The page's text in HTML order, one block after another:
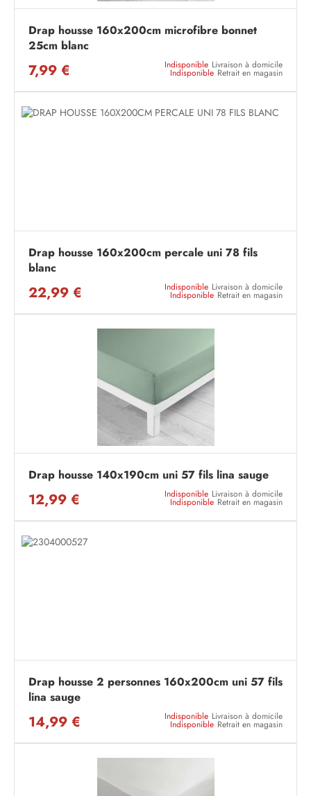
Drap housse 160x200cm microfibre bonnet
25cm blanc
7,99 € Indisponible Livraison à domicile
Indisponible Retrait en magasin
Drap housse 160x200cm percale uni 78 fils
blanc
22,99 € Indisponible Livraison à domicile
Indisponible Retrait en magasin
Drap housse 140x190cm uni 57 fils lina sauge
12,99 € Indisponible Livraison à domicile
Indisponible Retrait en magasin
Drap housse 2 personnes 160x200cm uni 57 fils
lina sauge
14,99 € Indisponible Livraison à domicile
Indisponible Retrait en magasin